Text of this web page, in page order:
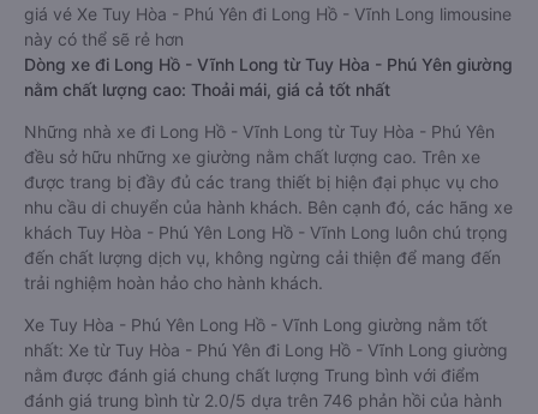
giá vé Xe Tuy Hòa - Phú Yên đi Long Hồ - Vĩnh Long limousine
này có thể sẽ rẻ hơn
Dòng xe đi Long Hồ - Vĩnh Long từ Tuy Hòa - Phú Yên giường
nằm chất lượng cao: Thoải mái, giá cả tốt nhất
Những nhà xe đi Long Hồ - Vĩnh Long từ Tuy Hòa - Phú Yên
đều sở hữu những xe giường nằm chất lượng cao. Trên xe
được trang bị đầy đủ các trang thiết bị hiện đại phục vụ cho
nhu cầu di chuyển của hành khách. Bên cạnh đó, các hãng xe
khách Tuy Hòa - Phú Yên Long Hồ - Vĩnh Long luôn chú trọng
đến chất lượng dịch vụ, không ngừng cải thiện để mang đến
trải nghiệm hoàn hảo cho hành khách.
Xe Tuy Hòa - Phú Yên Long Hồ - Vĩnh Long giường nằm tốt
nhất: Xe từ Tuy Hòa - Phú Yên đi Long Hồ - Vĩnh Long giường
nằm được đánh giá chung chất lượng Trung bình với điểm
đánh giá trung bình từ 2.0/5 dựa trên 746 phản hồi của hành